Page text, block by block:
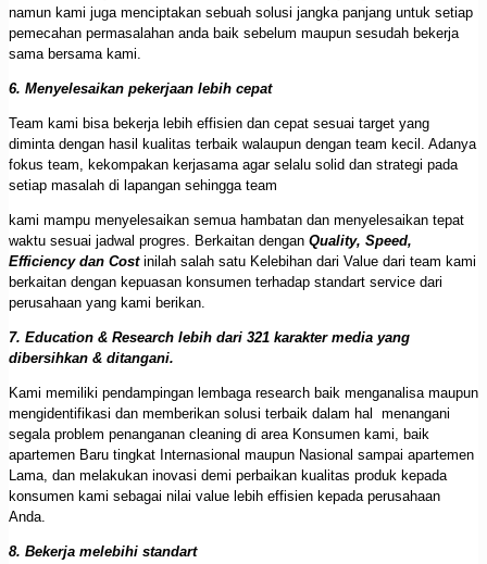
namun kami juga menciptakan sebuah solusi jangka panjang untuk setiap
pemecahan permasalahan anda baik sebelum maupun sesudah bekerja
sama bersama kami.
6. Menyelesaikan pekerjaan lebih cepat
Team kami bisa bekerja lebih effisien dan cepat sesuai target yang
diminta dengan hasil kualitas terbaik walaupun dengan team kecil. Adanya
fokus team, kekompakan kerjasama agar selalu solid dan strategi pada
setiap masalah di lapangan sehingga team
kami mampu menyelesaikan semua hambatan dan menyelesaikan tepat
waktu sesuai jadwal progres. Berkaitan dengan Quality, Speed,
Efficiency dan Costinilah salah satu Kelebihan dari Value dari team kami
berkaitan dengan kepuasan konsumen terhadap standart service dari
perusahaan yang kami berikan.
7. Education & Research lebih dari 321 karakter media yang
dibersihkan & ditangani.
Kami memiliki pendampingan lembaga research baik menganalisa maupun
mengidentifikasi dan memberikan solusi terbaik dalam hal menangani
segala problem penanganan cleaning di area Konsumen kami, baik
apartemen Baru tingkat Internasional maupun Nasional sampai apartemen
Lama, dan melakukan inovasi demi perbaikan kualitas produk kepada
konsumen kami sebagai nilai value lebih effisien kepada perusahaan
Anda.
8. Bekerja melebihi standart